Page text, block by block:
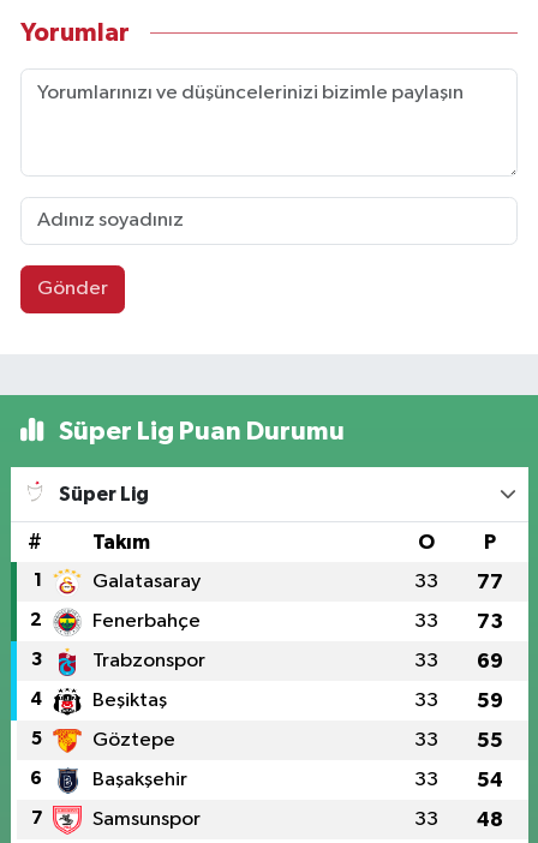
Yorumlar
Gönder
Süper Lig Puan Durumu
Süper Lig
# Takım O P
1 Galatasaray 33 77
2 Fenerbahçe 33 73
3 Trabzonspor 33 69
4 Beşiktaş 33 59
5 Göztepe 33 55
6 Başakşehir 33 54
7 Samsunspor 33 48